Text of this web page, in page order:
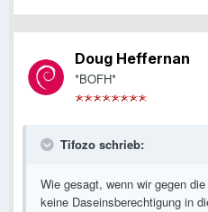
Doug Heffernan
*BOFH*
Tifozo schrieb:
Wie gesagt, wenn wir gegen
keine Daseinsberechtigung in